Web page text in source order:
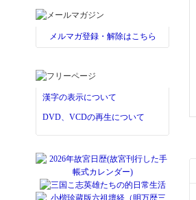
メルマガ登録・解除はこちら
漢字の表示について
DVD、VCDの再生について